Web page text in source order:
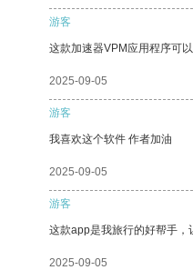
游客
这款加速器VPM应用程序可
2025-09-05
游客
我喜欢这个软件 作者加油
2025-09-05
游客
这款app是我旅行的好帮手，
2025-09-05